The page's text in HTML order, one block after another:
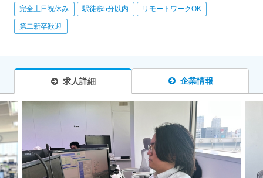
完全土日祝休み 駅徒歩5分以内 リモートワークOK
第二新卒歓迎
求人詳細 企業情報